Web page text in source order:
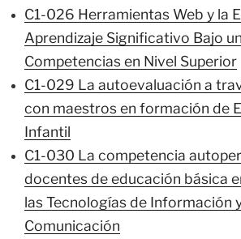
C1-026 Herramientas Web y la
Aprendizaje Significativo Bajo
Competencias en Nivel Superior
C1-029 La autoevaluación a
con maestros en formación de
Infantil
C1-030 La competencia
docentes de educación básica
las Tecnologías de Información
Comunicación